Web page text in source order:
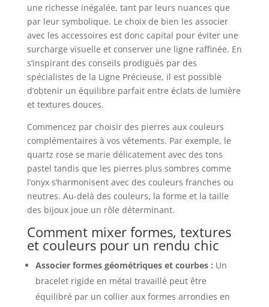
une richesse inégalée, tant par leurs nuances que
par leur symbolique. Le choix de bien les associer
avec les accessoires est donc capital pour éviter une
surcharge visuelle et conserver une ligne raffinée. En
s’inspirant des conseils prodigués par des
spécialistes de la Ligne Précieuse, il est possible
d’obtenir un équilibre parfait entre éclats de lumière
et textures douces.
Commencez par choisir des pierres aux couleurs
complémentaires à vos vêtements. Par exemple, le
quartz rose se marie délicatement avec des tons
pastel tandis que les pierres plus sombres comme
l’onyx s’harmonisent avec des couleurs franches ou
neutres. Au-delà des couleurs, la forme et la taille
des bijoux joue un rôle déterminant.
Comment mixer formes, textures
et couleurs pour un rendu chic
Associer formes géométriques et courbes : Un
bracelet rigide en métal travaillé peut être
équilibré par un collier aux formes arrondies en